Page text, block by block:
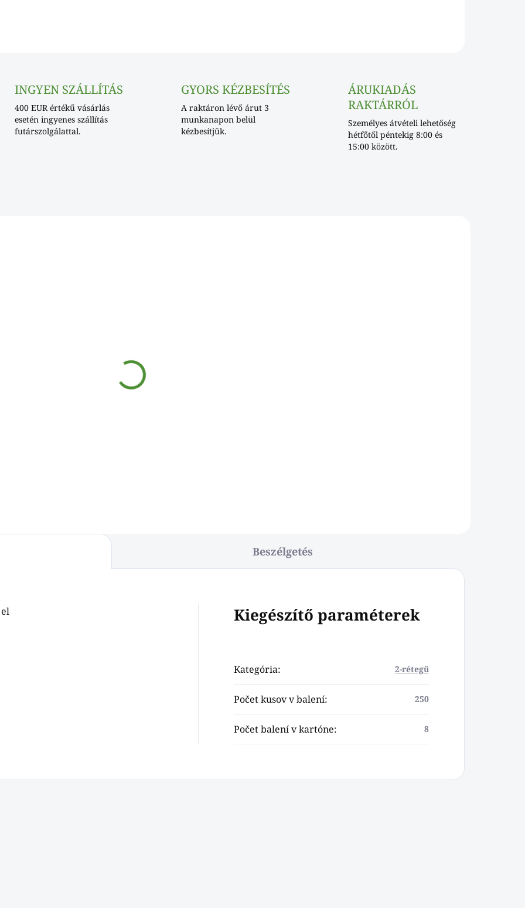
INGYEN SZÁLLÍTÁS
400 EUR értékű vásárlás
esetén ingyenes szállítás
futárszolgálattal.
GYORS KÉZBESÍTÉS
A raktáron lévő árut 3
munkanapon belül
kézbesítjük.
ÁRUKIADÁS
RAKTÁRRÓL
Személyes átvételi lehetőség
hétfőtől péntekig 8:00 és
15:00 között.
Beszélgetés
Kiegészítő paraméterek
Kategória: 2-rétegű
Počet kusov v balení: 250
Počet balení v kartóne: 8